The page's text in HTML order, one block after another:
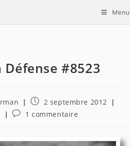
Menu
Défense #8523
Publication
2 septembre 2012
Commentaires
publication :
1 commentaire